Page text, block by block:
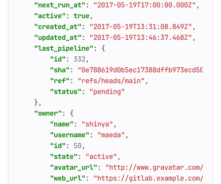
"next_run_at" : "2017-05-19T17:00:00.000Z" ,
"active" : true,
"created_at" : "2017-05-19T13:31:08.849Z" ,
"updated_at" : "2017-05-19T13:46:37.468Z" ,
"last_pipeline" :
{
"id" : 332,
"sha" :
"ref" : "refs/heads/main" ,
"status" :
"pending"
},
"owner" :
{
"name" : "shinya" ,
"username" : "maeda" ,
"id" : 50,
"state" : "active" ,
"avatar_url" :
"http://www.gravatar.com/
"web_url" :
"https://gitlab.example.com/